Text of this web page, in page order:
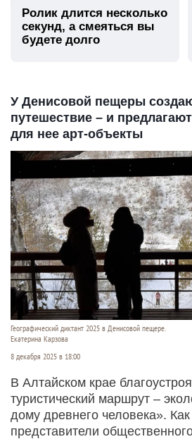
Ролик длится несколько
секунд, а смеяться вы
будете долго
У Денисовой пещеры
путешествие – и
для нее арт-объекты
Географический диктант 2025 в Денисовой пещере.
Екатерина Карзова
8 декабря 2025 в 18:00
В Алтайском крае
туристический маршрут –
дому древнего человека».
представители